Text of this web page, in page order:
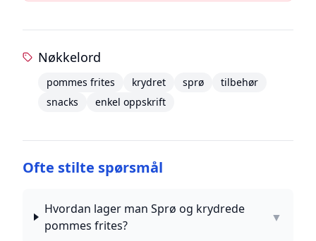
Nøkkelord
pommes frites krydret sprø
tilbehør
snacks
enkel oppskrift
Ofte stilte spørsmål
Hvordan lager man Sprø og krydrede
pommes frites?
▼